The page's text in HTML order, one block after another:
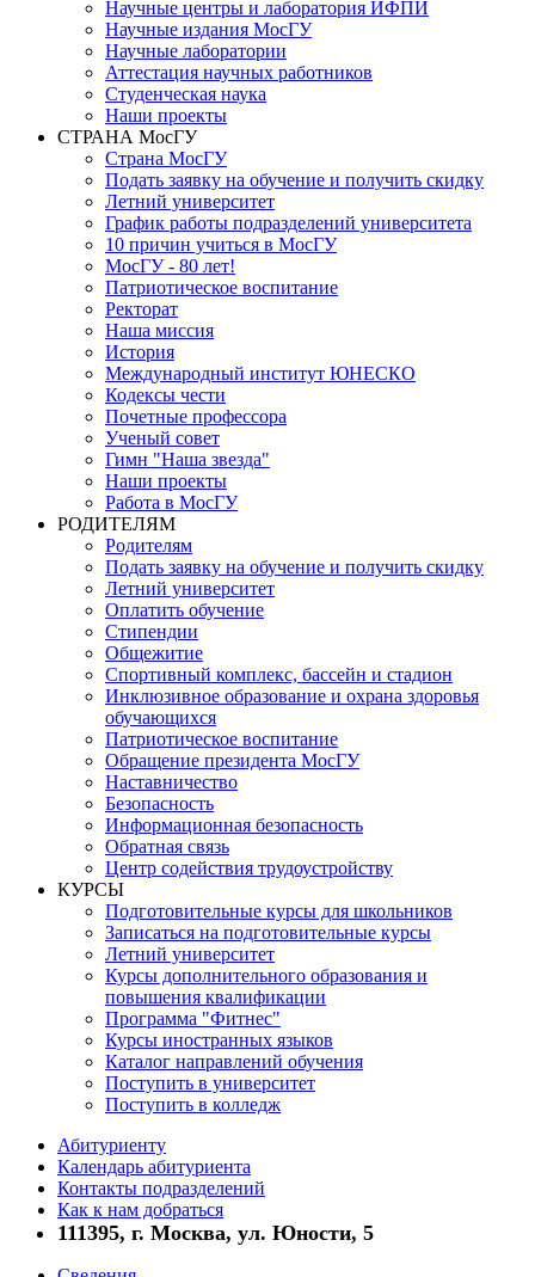
Научные центры и лаборатория ИФПИ
Научные издания МосГУ
Научные лаборатории
Аттестация научных работников
Студенческая наука
Наши проекты
СТРАНА МосГУ
Страна МосГУ
Подать заявку на обучение и получить скидку
Летний университет
График работы подразделений университета
10 причин учиться в МосГУ
МосГУ - 80 лет!
Патриотическое воспитание
Ректорат
Наша миссия
История
Международный институт ЮНЕСКО
Кодексы чести
Почетные профессора
Ученый совет
Гимн "Наша звезда"
Наши проекты
Работа в МосГУ
РОДИТЕЛЯМ
Родителям
Подать заявку на обучение и получить скидку
Летний университет
Оплатить обучение
Стипендии
Общежитие
Спортивный комплекс, бассейн и стадион
Инклюзивное образование и охрана здоровья
обучающихся
Патриотическое воспитание
Обращение президента МосГУ
Наставничество
Безопасность
Информационная безопасность
Обратная связь
Центр содействия трудоустройству
КУРСЫ
Подготовительные курсы для школьников
Записаться на подготовительные курсы
Летний университет
Курсы дополнительного образования и
повышения квалификации
Программа "Фитнес"
Курсы иностранных языков
Каталог направлений обучения
Поступить в университет
Поступить в колледж
Абитуриенту
Календарь абитуриента
Контакты подразделений
Как к нам добраться
111395, г. Москва, ул. Юности, 5